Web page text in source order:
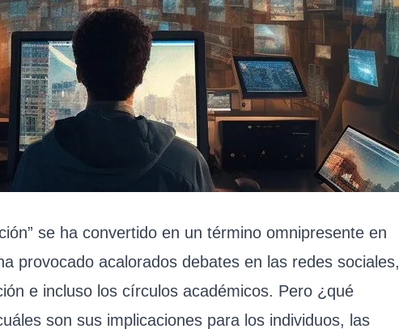
se ha convertido en un término omnipresente en
provocado acalorados debates en las redes sociales,
e incluso los círculos académicos. Pero ¿qué
son sus implicaciones para los individuos, las